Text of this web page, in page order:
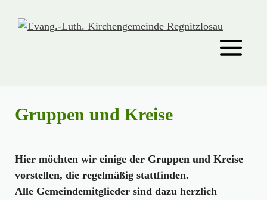
Inhalt
Gruppen und Kreise
Hier möchten wir einige der Gruppen und Kreise
vorstellen, die regelmäßig stattfinden.
Alle Gemeindemitglieder sind dazu herzlich